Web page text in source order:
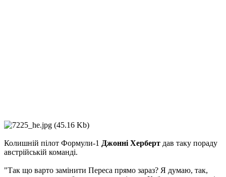
Колишній пілот Формули-1 Джонні Херберт дав таку пораду
австрійській команді.
"Так що варто замінити Переса прямо зараз? Я думаю, так,